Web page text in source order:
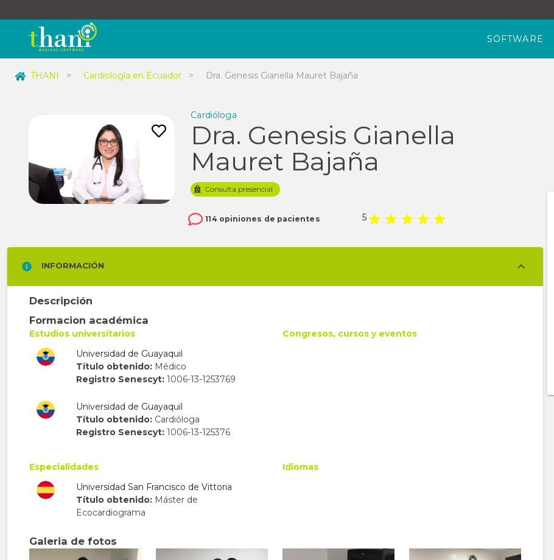
SOFTWARE
THANI > Cardiología en Ecuador > Dra. Genesis Gianella Mauret Bajaña
Cardióloga
Dra. Genesis Gianella
Mauret Bajaña
Consulta presencial
114 opiniones de pacientes 5
INFORMACIÓN
Descripción
Formacion académica
Estudios universitarios
Universidad de Guayaquil
Título obtenido: Médico
Registro Senescyt: 1006-13-1253769
Universidad de Guayaquil
Título obtenido: Cardióloga
Registro Senescyt: 1006-13-125376
Congresos, cursos y eventos
Especialidades
Universidad San Francisco de Vittoria
Título obtenido: Máster de
Ecocardiograma
Idiomas
Galeria de fotos